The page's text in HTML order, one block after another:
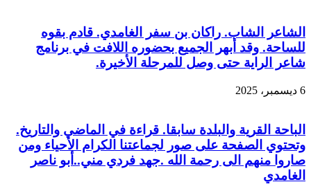
الشاعر الشاب. راكان بن سفر الغامدي. قادم بقوه
للساحة. وقد أبهر الجميع بحضوره اللافت في برنامج
شاعر الراية حتى وصل للمرحلة الأخيرة.
6 ديسمبر، 2025
الباحة القرية والبلدة سابقا. قراءة في الماضي والتاريخ.
وتحتوي الصفحة على صور لجماعتنا الكرام الأحياء ومن
صاروا منهم الى رحمة الله .جهد فردي مني..أبو ناصر
الغامدي